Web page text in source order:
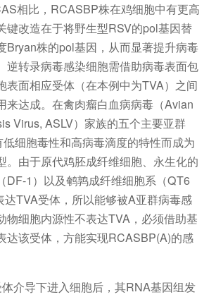
相比，RCASBP株在鸡细胞中有更高
键改造在于将野生型RSV的pol基因替
Bryan株的pol基因，从而显著提升病毒
逆转录病毒感染细胞需借助病毒表面包
表面相应受体（在本例中为TVA）之间
来达成。在禽肉瘤白血病病毒（Avian
Virus, ASLV）家族的五个主要亚群
细胞毒性和高病毒滴度的特性而成为
。由于原代鸡胚成纤维细胞、永生化的
DF-1）以及鹌鹑成纤维细胞系（QT6
达TVA受体，所以能够被A亚群病毒感
物细胞内源性不表达TVA，必须借助基
达该受体，方能实现RCASBP(A)的感
介导下进入细胞后，其RNA基因组发